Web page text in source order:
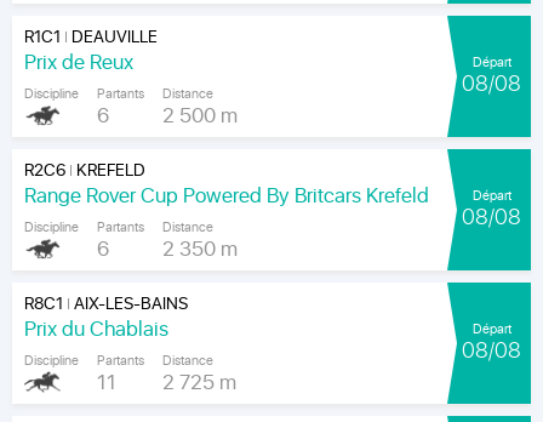
R1C1 | DEAUVILLE
Prix de Reux
Discipline Partants
6
Distance
2 500 m
Départ
08/08
R2C6| KREFELD
Range Rover Cup Powered By Britcars Krefeld
Discipline Partants
6
Distance
2 350 m
Départ
08/08
R8C1 |AIX-LES-BAINS
Prix du Chablais
Discipline Partants
11
Distance
2 725 m
Départ
08/08